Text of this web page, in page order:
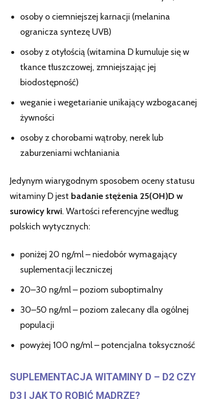
osoby o ciemniejszej karnacji (melanina
ogranicza syntezę UVB)
osoby z otyłością (witamina D kumuluje się w
tkance tłuszczowej, zmniejszając jej
biodostępność)
weganie i wegetarianie unikający wzbogacanej
żywności
osoby z chorobami wątroby, nerek lub
zaburzeniami wchłaniania
Jedynym wiarygodnym sposobem oceny statusu
witaminy D jest badanie stężenia 25(OH)D w
surowicy krwi. Wartości referencyjne według
polskich wytycznych:
poniżej 20 ng/ml – niedobór wymagający
suplementacji leczniczej
20–30 ng/ml – poziom suboptimalny
30–50 ng/ml – poziom zalecany dla ogólnej
populacji
powyżej 100 ng/ml – potencjalna toksyczność
SUPLEMENTACJA WITAMINY D – D2 CZY
D3 I JAK TO ROBIĆ MĄDRZE?